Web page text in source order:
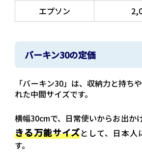
エプソン
バーキン30の定価
「バーキン30」は、収納力と持ち
れた中間サイズです。
横幅30cmで、日常使いからお出か
きる万能サイズとして、日本人
す。